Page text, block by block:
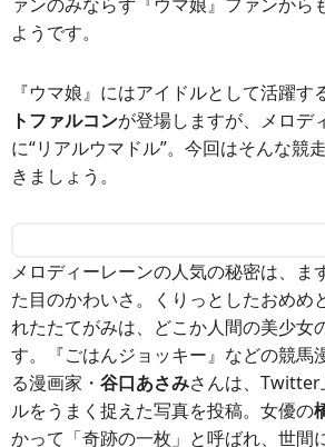
ようです。
『ウマ娘』にはアイドルとして活躍す
トファルコンが登場しますが、メロデ
に“リアルウマドル”。今回はそんな競
きましょう。
メロディーレーンの人気の秘密は、ま
た目のかわいさ。くりっとしたおめめ
れたたてがみは、どこか人間の美少女
す。『ごはんジョッキー』などの競馬
る漫画家・ 谷口あさみさんは、Twitter
ルをうまく捉えた写真を投稿。女優の
かって「奇跡の一枚」と呼ばれ、世間